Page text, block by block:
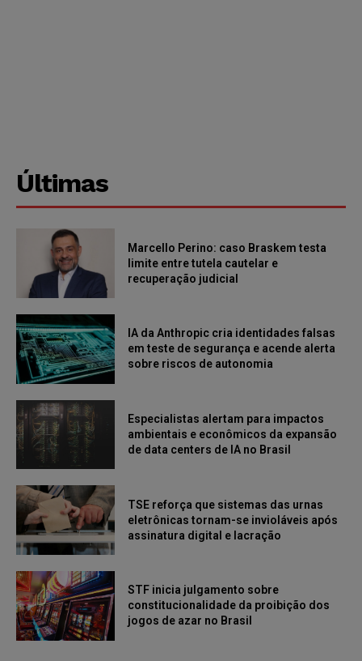
Últimas
Marcello Perino: caso Braskem testa
limite entre tutela cautelar e
recuperação judicial
IA da Anthropic cria identidades falsas
em teste de segurança e acende alerta
sobre riscos de autonomia
Especialistas alertam para impactos
ambientais e econômicos da expansão
de data centers de IA no Brasil
TSE reforça que sistemas das urnas
eletrônicas tornam-se invioláveis após
assinatura digital e lacração
STF inicia julgamento sobre
constitucionalidade da proibição dos
jogos de azar no Brasil